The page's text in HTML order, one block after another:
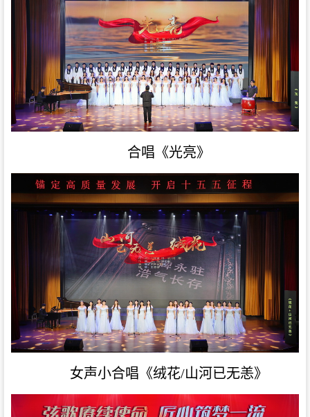
合唱《光亮》
女声小合唱《绒花/山河已无恙》